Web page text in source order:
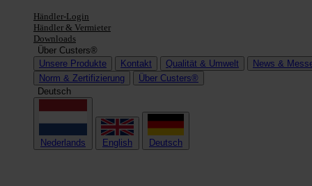
Händler-Login
Händler & Vermieter
Downloads
Über Custers®
Unsere Produkte
Kontakt Qualität & Umwelt
News &
Norm & Zertifizierung
Über Custers®
Deutsch
Nederlands English Deutsch